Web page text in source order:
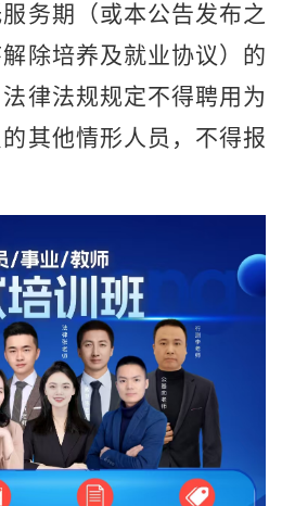
务期（或本公告发布之
除培养及就业协议 ） 的
法律法规规定不得聘用为
其他情形人员，不得报